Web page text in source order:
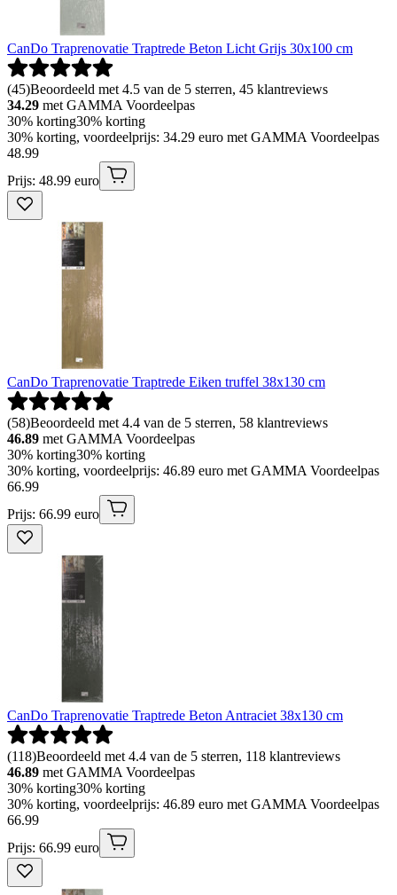
CanDo Traprenovatie Traptrede Beton Licht Grijs 30x100 cm
(45)Beoordeeld met 4.5 van de 5 sterren, 45 klantreviews
34.29 met GAMMA Voordeelpas
30% korting30% korting
30% korting, voordeelprijs: 34.29 euro met GAMMA Voordeelpas
48.99
Prijs: 48.99 euro
CanDo Traprenovatie Traptrede Eiken truffel 38x130 cm
(58)Beoordeeld met 4.4 van de 5 sterren, 58 klantreviews
46.89 met GAMMA Voordeelpas
30% korting30% korting
30% korting, voordeelprijs: 46.89 euro met GAMMA Voordeelpas
66.99
Prijs: 66.99 euro
CanDo Traprenovatie Traptrede Beton Antraciet 38x130 cm
(118)Beoordeeld met 4.4 van de 5 sterren, 118 klantreviews
46.89 met GAMMA Voordeelpas
30% korting30% korting
30% korting, voordeelprijs: 46.89 euro met GAMMA Voordeelpas
66.99
Prijs: 66.99 euro